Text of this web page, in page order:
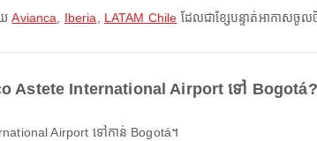
យAvianca Iberia LATAM Chile ដែលជាខ្សែបន្ទាត់អាកាសចូ
Astete International Airport ទៅ Bogotá?
Airport ទៅកាន់ Bogotá។